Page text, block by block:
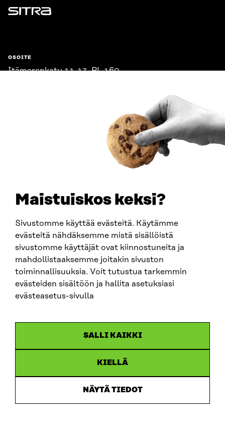
Maistuiskos keksi?
Sivustomme käyttää evästeitä. Käytämme
evästeitä nähdäksemme mistä sisällöistä
sivustomme käyttäjät ovat kiinnostuneita ja
mahdollistaaksemme joitakin sivuston
toiminnallisuuksia. Voit tutustua tarkemmin
evästeiden sisältöön ja hallita asetuksiasi
evästeasetus-sivulla
SALLI KAIKKI
KIELLÄ
NÄYTÄ TIEDOT
Sitra
OSOITE
Itämerenkatu 11-13, PL 160,
SITRA SOSIAALISESSA MEDIASSA
LinkedIn
Instagram
YouTube
Saavutettavuusseloste
Asiakirjajulkisuus